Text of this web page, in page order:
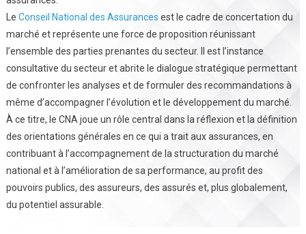
Le Conseil National des Assurances est le cadre de concertation du
marché et représente une force de proposition réunissant
l’ensemble des parties prenantes du secteur. Il est l’instance
consultative du secteur et abrite le dialogue stratégique permettant
de confronter les analyses et de formuler des recommandations à
même d’accompagner l’évolution et le développement du marché.
À ce titre, le CNA joue un rôle central dans la réflexion et la définition
des orientations générales en ce qui a trait aux assurances, en
contribuant à l’accompagnement de la structuration du marché
national et à l’amélioration de sa performance, au profit des
pouvoirs publics, des assureurs, des assurés et, plus globalement,
du potentiel assurable.